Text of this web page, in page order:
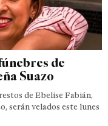
de
Suazo
de Ebelise Fabián,
serán velados este lunes